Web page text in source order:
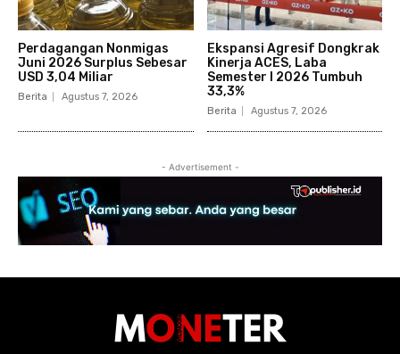
Perdagangan Nonmigas
Juni 2026 Surplus Sebesar
USD 3,04 Miliar
Berita Agustus 7, 2026
Ekspansi Agresif Dongkrak
Kinerja ACES, Laba
Semester I 2026 Tumbuh
33,3%
Berita Agustus 7, 2026
- Advertisement -